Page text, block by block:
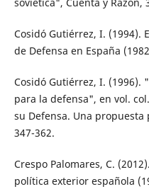
soviética", Cuenta y Razón,
Cosidó Gutiérrez, I. (1994).
de Defensa en España
Cosidó Gutiérrez, I. (1996).
para la defensa", en vol.
su Defensa. Una propuesta
347-362.
Crespo Palomares, C.
política exterior española